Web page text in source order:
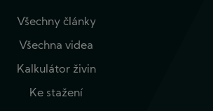
Všechny články
Všechna videa
Kalkulátor živin
Ke stažení